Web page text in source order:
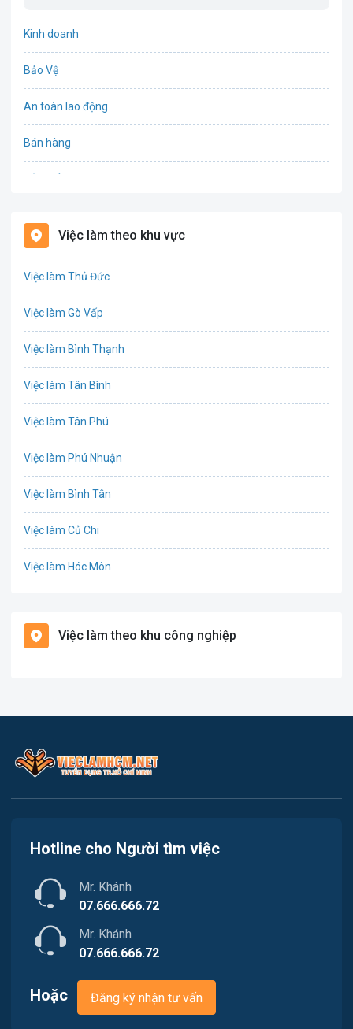
Kinh doanh
Bảo Vệ
An toàn lao động
Bán hàng
Biên phiên dịch
Văn Phòng
Lao Động Phổ Thông
Nhà hàng
Nhân sự
Việc làm theo khu vực
Việc làm Thủ Đức
Việc làm Gò Vấp
Việc làm Bình Thạnh
Việc làm Tân Bình
Việc làm Tân Phú
Việc làm Phú Nhuận
Việc làm Bình Tân
Việc làm Củ Chi
Việc làm Hóc Môn
Việc làm Nhà Bè
Việc làm Quận 2
Việc làm Quận 5
Việc làm Quận 6
Việc làm Quận 7
Việc làm Quận 9
Việc làm theo khu công nghiệp
Hotline cho Người tìm việc
Mr. Khánh
07.666.666.72
Mr. Khánh
07.666.666.72
Hoặc Đăng ký nhận tư vấn